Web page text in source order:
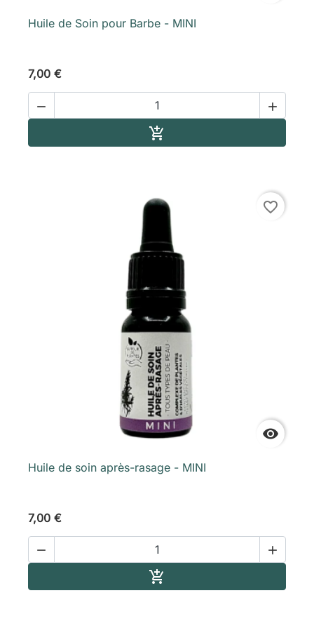
Huile de Soin pour Barbe - MINI
7,00 €
 


favorite_border
Huile de soin après-rasage - MINI
7,00 €
 
